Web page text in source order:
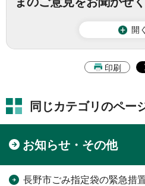
開く
印刷
同じカテゴリのペー
お知らせ・その他
長野市ごみ指定袋の緊急措